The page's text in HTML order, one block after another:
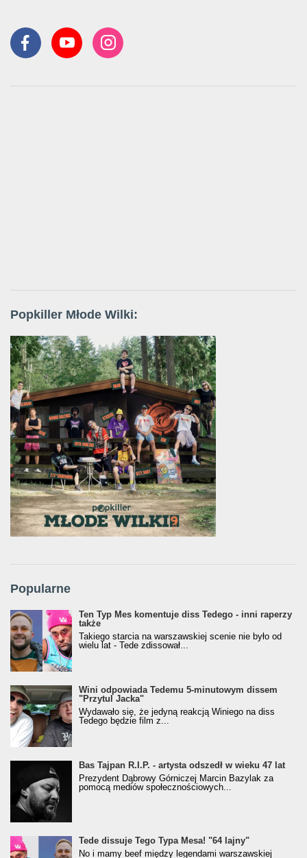
Popkiller Młode Wilki:
Popularne
Ten Typ Mes komentuje diss Tedego - inni raperzy
także
Takiego starcia na warszawskiej scenie nie było od
wielu lat - Tede zdissował...
Wini odpowiada Tedemu 5-minutowym dissem
"Przytul Jacka"
Wydawało się, że jedyną reakcją Winiego na diss
Tedego będzie film z...
Bas Tajpan R.I.P. - artysta odszedł w wieku 47 lat
Prezydent Dąbrowy Górniczej Marcin Bazylak za
pomocą mediów społecznościowych...
Tede dissuje Tego Typa Mesa! "64 lajny"
No i mamy beef między legendami warszawskiej